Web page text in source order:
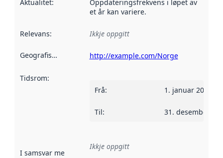
Aktualitet:
Oppdateringsfrekvens i løpet av
et år kan variere.
Relevans: Ikkje oppgitt
Geografisk område http://example.com/Norge
Tidsrom:
Frå: 1. januar 2014
Til: 31. desember
I samsvar med Referanse til ei implementeringsregel eller
Ikkje oppgitt